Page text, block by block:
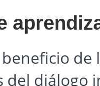
del diálogo